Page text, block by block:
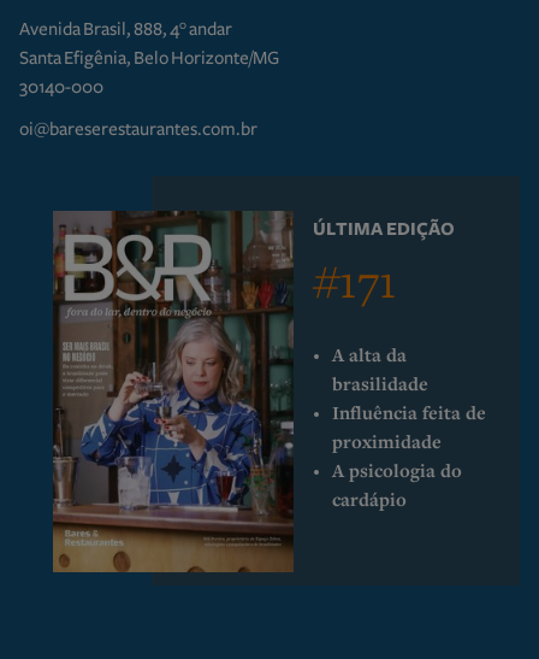
Avenida Brasil, 888, 4° andar
Santa Efigênia, Belo Horizonte/MG
30140-000
oi@bareserestaurantes.com.br
ÚLTIMA EDIÇÃO
#171
A alta da
brasilidade
Influência feita de
proximidade
A psicologia do
cardápio